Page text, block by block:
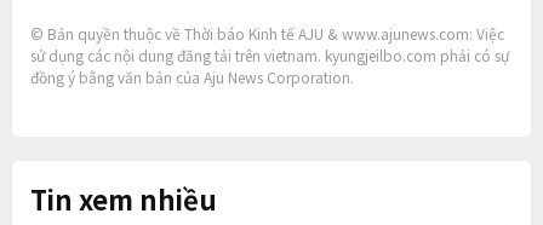
© Bản quyền thuộc về Thời báo Kinh tế AJU & www.ajunews.com: Việc
sử dụng các nội dung đăng tải trên vietnam. kyungjeilbo.com phải có sự
đồng ý bằng văn bản của Aju News Corporation.
Tin xem nhiều